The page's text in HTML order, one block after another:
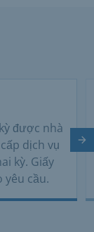
được nhà
dịch vụ
kỳ. Giấy
yêu cầu.